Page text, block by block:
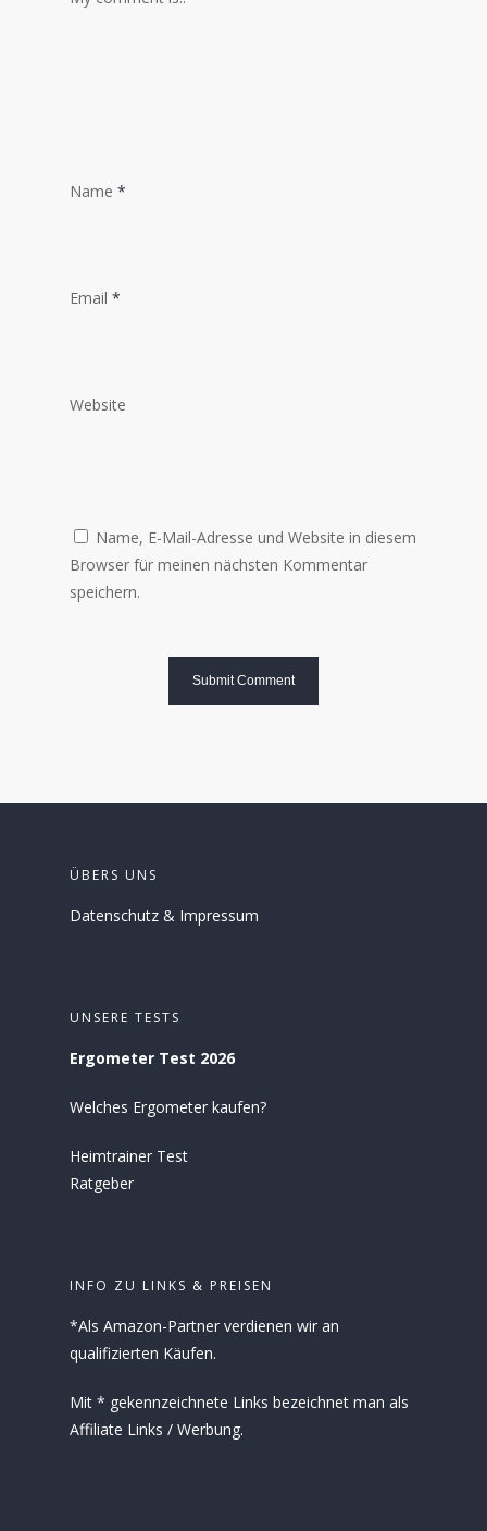
Name *
Email *
Website
Name, E-Mail-Adresse und Website in diesem
Browser für meinen nächsten Kommentar
speichern.
ÜBERS UNS
Datenschutz & Impressum
UNSERE TESTS
Ergometer Test 2026
Welches Ergometer kaufen?
Heimtrainer Test
Ratgeber
INFO ZU LINKS & PREISEN
*Als Amazon-Partner verdienen wir an
qualifizierten Käufen.
Mit * gekennzeichnete Links bezeichnet man als
Affiliate Links / Werbung.